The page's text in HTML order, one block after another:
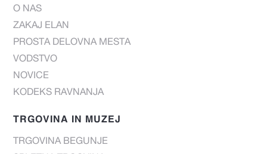
O NAS
ZAKAJ ELAN
PROSTA DELOVNA MESTA
VODSTVO
NOVICE
KODEKS RAVNANJA
TRGOVINA IN MUZEJ
TRGOVINA BEGUNJE